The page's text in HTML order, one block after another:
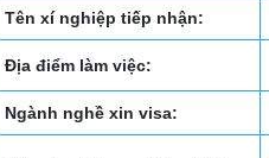
Tên xí nghiệp tiếp nhận:
Địa điểm làm việc:
Ngành nghề xin visa: